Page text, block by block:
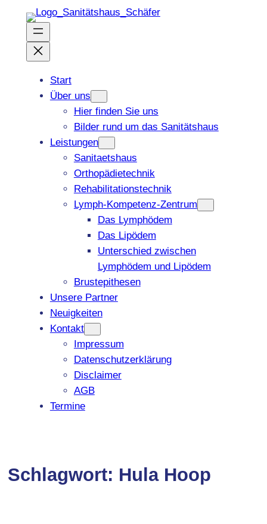
Inhalt
springen
Start
Über uns
Hier finden Sie uns
Bilder rund um das Sanitätshaus
Leistungen
Sanitaetshaus
Orthopädietechnik
Rehabilitationstechnik
Lymph-Kompetenz-Zentrum
Das Lymphödem
Das Lipödem
Unterschied zwischen
Lymphödem und Lipödem
Brustepithesen
Unsere Partner
Neuigkeiten
Kontakt
Impressum
Datenschutzerklärung
Disclaimer
AGB
Termine
Schlagwort: Hula Hoop